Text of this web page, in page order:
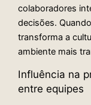
colaboradores
decisões.
transforma a
ambiente mais
Influência na
entre equipes